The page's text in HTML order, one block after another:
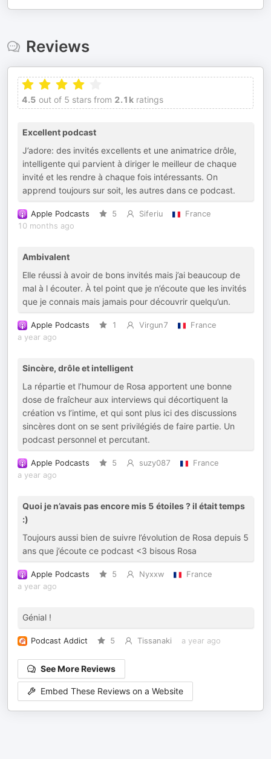
Reviews
4.5 out of 5 stars from 2.1k ratings
Excellent podcast
J’adore: des invités excellents et une animatrice drôle,
intelligente qui parvient à diriger le meilleur de chaque
invité et les rendre à chaque fois intéressants. On
apprend toujours sur soit, les autres dans ce podcast.
Apple Podcasts 5 Siferiu
France
10 months ago
Ambivalent
Elle réussi à avoir de bons invités mais j’ai beaucoup de
mal à l écouter. À tel point que je n’écoute que les invités
que je connais mais jamais pour découvrir quelqu’un.
Apple Podcasts 1 Virgun7
France
a year ago
Sincère, drôle et intelligent
La répartie et l’humour de Rosa apportent une bonne
dose de fraîcheur aux interviews qui décortiquent la
création vs l’intime, et qui sont plus ici des discussions
sincères dont on se sent privilégiés de faire partie. Un
podcast personnel et percutant.
Apple Podcasts 5 suzy087
France
a year ago
Quoi je n’avais pas encore mis 5 étoiles ? il était temps
:)
Toujours aussi bien de suivre l’évolution de Rosa depuis 5
ans que j’écoute ce podcast <3 bisous Rosa
Apple Podcasts 5 Nyxxw
France
a year ago
Génial !
Podcast Addict 5 Tissanaki a year ago
See More Reviews
Embed These Reviews on a Website